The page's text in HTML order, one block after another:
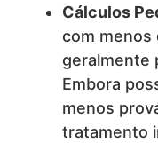
Cálculos
com menos
geralmente
Embora
menos
tratamento